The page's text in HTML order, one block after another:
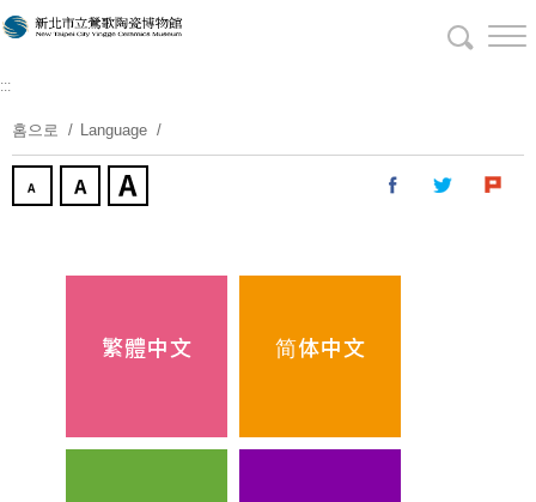
주
요
보
기
:::
홈으로 Language
繁體中文 简体中文